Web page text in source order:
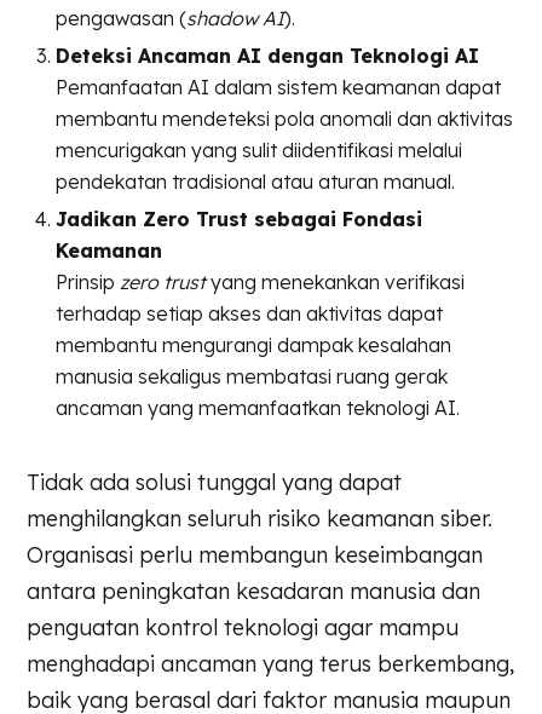
pengawasan (shadow AI).
Deteksi Ancaman AI dengan Teknologi AI
Pemanfaatan AI dalam sistem keamanan dapat
membantu mendeteksi pola anomali dan aktivitas
mencurigakan yang sulit diidentifikasi melalui
pendekatan tradisional atau aturan manual.
Jadikan Zero Trust sebagai Fondasi
Keamanan
Prinsip zero trustyang menekankan verifikasi
terhadap setiap akses dan aktivitas dapat
membantu mengurangi dampak kesalahan
manusia sekaligus membatasi ruang gerak
ancaman yang memanfaatkan teknologi AI.
Tidak ada solusi tunggal yang dapat
menghilangkan seluruh risiko keamanan siber.
Organisasi perlu membangun keseimbangan
antara peningkatan kesadaran manusia dan
penguatan kontrol teknologi agar mampu
menghadapi ancaman yang terus berkembang,
baik yang berasal dari faktor manusia maupun